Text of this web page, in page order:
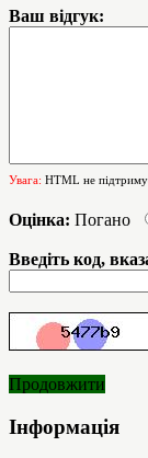
Ваш відгук:
Увага: HTML не
Оцінка: Погано
Введіть код,
Продовжити
Інформація